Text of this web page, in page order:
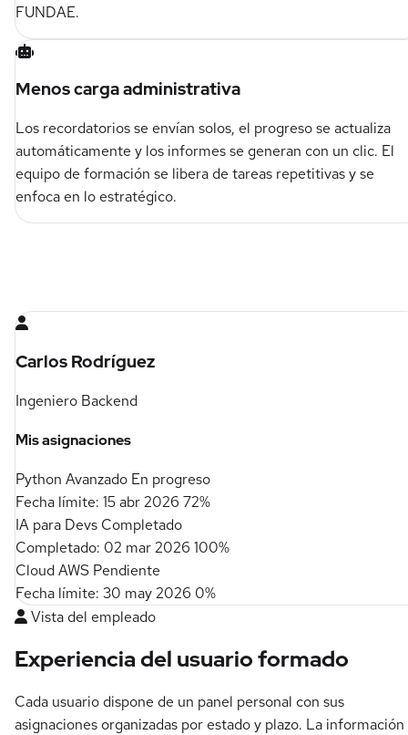
FUNDAE.
Menos carga administrativa
Los recordatorios se envían solos, el progreso se actualiza
automáticamente y los informes se generan con un clic. El
equipo de formación se libera de tareas repetitivas y se
enfoca en lo estratégico.
Carlos Rodríguez
Ingeniero Backend
Mis asignaciones
Python Avanzado En progreso
Fecha límite: 15 abr 2026 72%
IA para Devs Completado
Completado: 02 mar 2026 100%
Cloud AWS Pendiente
Fecha límite: 30 may 2026 0%
Vista del empleado
Experiencia del usuario formado
Cada usuario dispone de un panel personal con sus
asignaciones organizadas por estado y plazo. La información